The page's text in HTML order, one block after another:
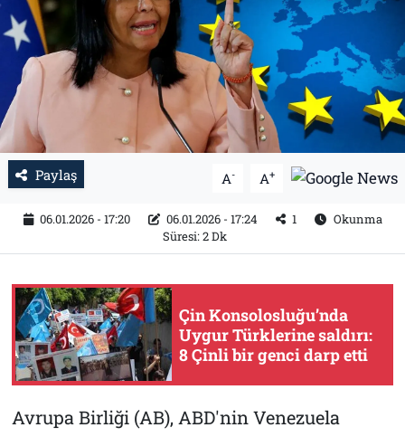
Paylaş A- A+
06.01.2026 - 17:20 06.01.2026 - 17:24 1
Okunma
Süresi: 2 Dk
Çin Konsolosluğu’nda
Uygur Türklerine saldırı:
8 Çinli bir genci darp etti
Avrupa Birliği (AB), ABD'nin Venezuela